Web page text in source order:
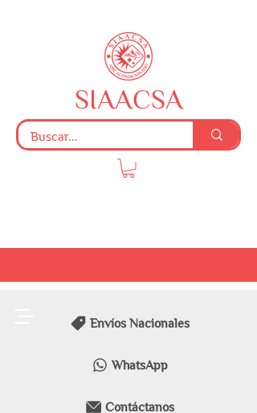
Envíos Nacionales
WhatsApp
Contáctanos
SIAACSA